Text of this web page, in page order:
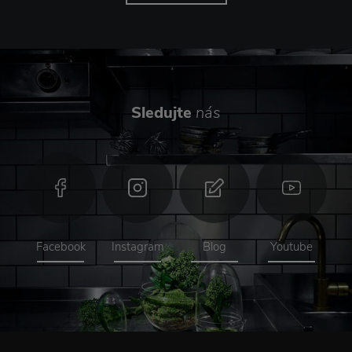
Sledujte nás
Facebook Instagram Blog Youtube